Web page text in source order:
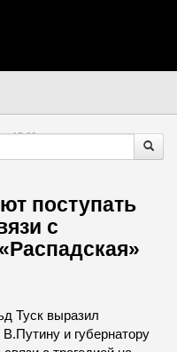
15:02
поступать
с
Туск выразил
и губернатору